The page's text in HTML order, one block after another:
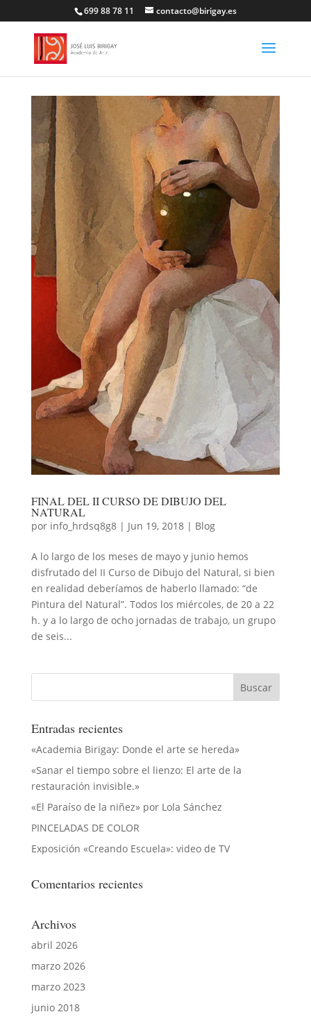
699 88 78 11 contacto@birigay.es
FINAL DEL II CURSO DE DIBUJO DEL
NATURAL
por info_hrdsq8g8| Jun 19, 2018| Blog
A lo largo de los meses de mayo y junio hemos
disfrutado del II Curso de Dibujo del Natural, si bien
en realidad deberíamos de haberlo llamado: “de
Pintura del Natural”. Todos los miércoles, de 20 a 22
h. y a lo largo de ocho jornadas de trabajo, un grupo
de seis...
Entradas recientes
«Academia Birigay: Donde el arte se hereda»
«Sanar el tiempo sobre el lienzo: El arte de la
restauración invisible.»
«El Paraíso de la niñez» por Lola Sánchez
PINCELADAS DE COLOR
Exposición «Creando Escuela»: video de TV
Comentarios recientes
Archivos
abril 2026
marzo 2026
marzo 2023
junio 2018